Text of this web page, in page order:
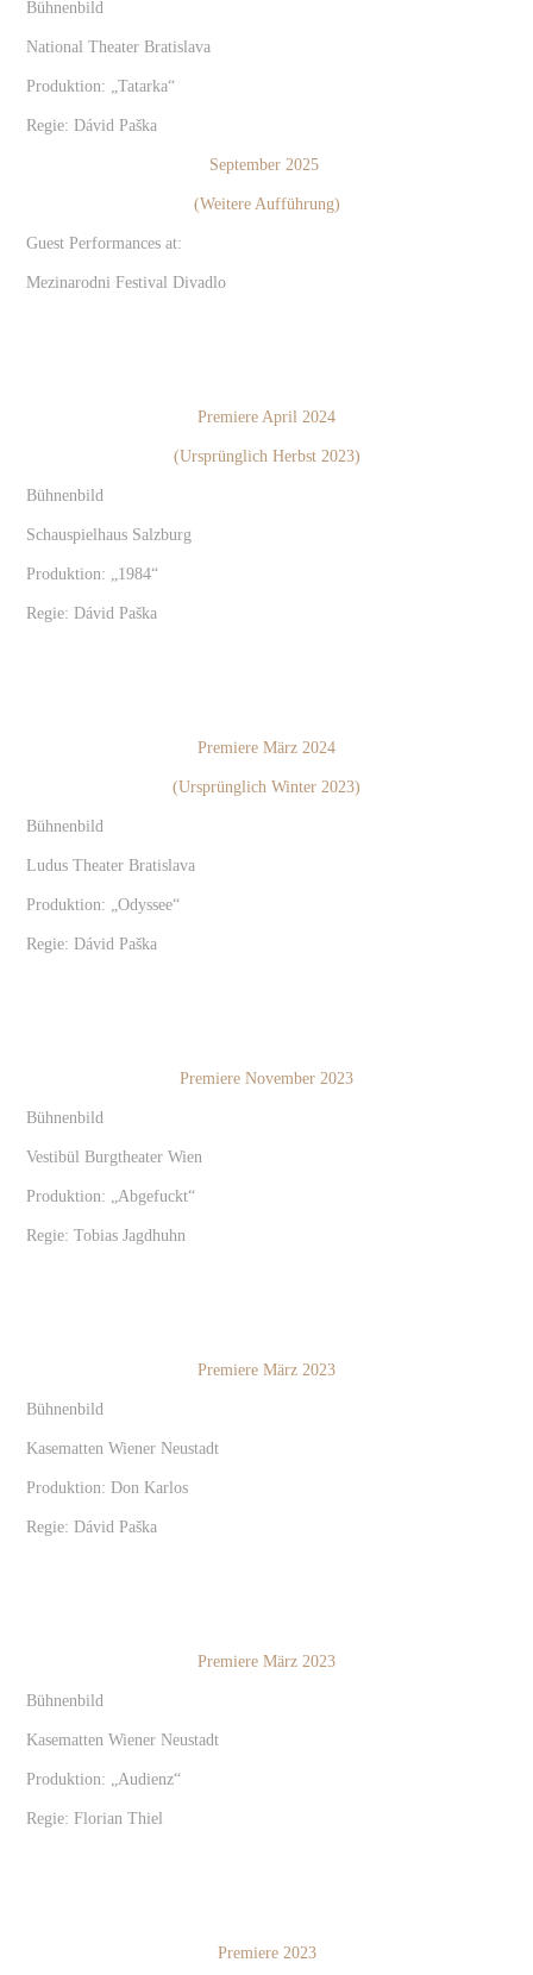
Bühnenbild
National Theater Bratislava
Produktion: „Tatarka“
Regie: Dávid Paška
September 2025
(Weitere Aufführung)
Guest Performances at:
Mezinarodni Festival Divadlo
Premiere April 2024
(Ursprünglich Herbst 2023)
Bühnenbild
Schauspielhaus Salzburg
Produktion: „1984“
Regie: Dávid Paška
Premiere März 2024
(Ursprünglich Winter 2023)
Bühnenbild
Ludus Theater Bratislava
Produktion: „Odyssee“
Regie: Dávid Paška
Premiere November 2023
Bühnenbild
Vestibül Burgtheater Wien
Produktion: „Abgefuckt“
Regie: Tobias Jagdhuhn
Premiere März 2023
Bühnenbild
Kasematten Wiener Neustadt
Produktion: Don Karlos
Regie: Dávid Paška
Premiere März 2023
Bühnenbild
Kasematten Wiener Neustadt
Produktion: „Audienz“
Regie: Florian Thiel
Premiere 2023